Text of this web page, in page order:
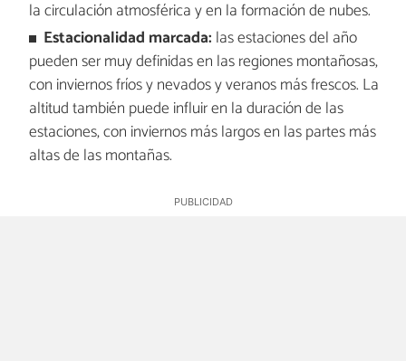
la circulación atmosférica y en la formación de nubes.
Estacionalidad marcada: las estaciones del año
pueden ser muy definidas en las regiones montañosas,
con inviernos fríos y nevados y veranos más frescos. La
altitud también puede influir en la duración de las
estaciones, con inviernos más largos en las partes más
altas de las montañas.